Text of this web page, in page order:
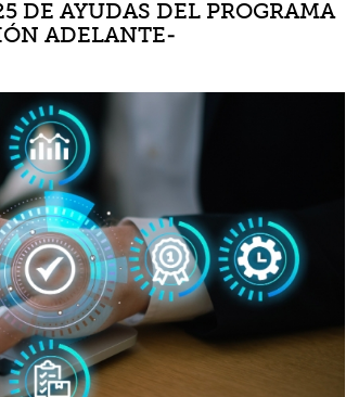
DE AYUDAS DEL PROGRAMA
ADELANTE-